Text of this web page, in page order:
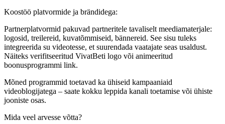
Koostöö platvormide ja brändidega:
Partnerplatvormid pakuvad partneritele tavaliselt meediamaterjale:
logosid, treilereid, kuvatõmmiseid, bännereid. See sisu tuleks
integreerida su videotesse, et suurendada vaatajate seas usaldust.
Näiteks verifitseeritud VivatBeti logo või animeeritud
boonusprogrammi link.
Mõned programmid toetavad ka ühiseid kampaaniaid
videoblogijatega – saate kokku leppida kanali toetamise või ühiste
jooniste osas.
Mida veel arvesse võtta?